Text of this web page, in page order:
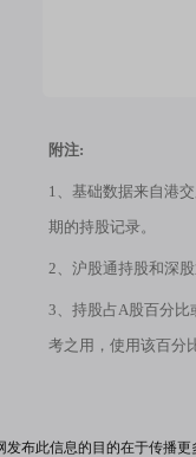
附注:
1、基础数据来自港
期的持股记录。
2、沪股通持股和深
3、持股占A股百分比
考之用，使用该百分
发布此信息的目的在于传播